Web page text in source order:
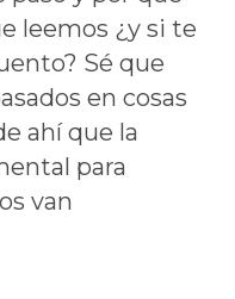
leemos ¿y si te
Sé que
en cosas
ahí que la
para
van